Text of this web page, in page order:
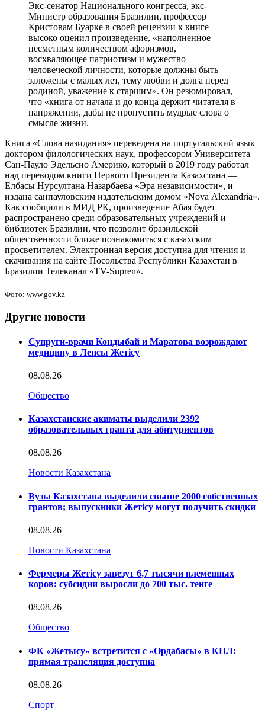
Экс-сенатор Национального конгресса, экс-
Министр образования Бразилии, профессор
Кристовам Буарке в своей рецензии к книге
высоко оценил произведение, «наполненное
несметным количеством афоризмов,
восхваляющее патриотизм и мужество
человеческой личности, которые должны быть
заложены с малых лет, тему любви и долга перед
родиной, уважение к старшим». Он резюмировал,
что «книга от начала и до конца держит читателя в
напряжении, дабы не пропустить мудрые слова о
смысле жизни.
Книга «Слова назидания» переведена на португальский язык
доктором филологических наук, профессором Университета
Сан-Пауло Эдельсио Америко, который в 2019 году работал
над переводом книги Первого Президента Казахстана —
Елбасы Нурсултана Назарбаева «Эра независимости», и
издана санпауловским издательским домом «Novа Alexandria».
Как сообщили в МИД РК, произведение Абая будет
распространено среди образовательных учреждений и
библиотек Бразилии, что позволит бразильской
общественности ближе познакомиться с казахским
просветителем. Электронная версия доступна для чтения и
скачивания на сайте Посольства Республики Казахстан в
Бразилии Телеканал «TV-Supren».
Фото: www.gov.kz
Другие новости
Супруги-врачи Кондыбай и Маратова возрождают
медицину в Лепсы Жетісу
08.08.26
Общество
Казахстанские акиматы выделили 2392
образовательных гранта для абитуриентов
08.08.26
Новости Казахстана
Вузы Казахстана выделили свыше 2000 собственных
грантов; выпускники Жетісу могут получить скидки
08.08.26
Новости Казахстана
Фермеры Жетісу завезут 6,7 тысячи племенных
коров: субсидии выросли до 700 тыс. тенге
08.08.26
Общество
ФК «Жетысу» встретится с «Ордабасы» в КПЛ:
прямая трансляция доступна
08.08.26
Спорт